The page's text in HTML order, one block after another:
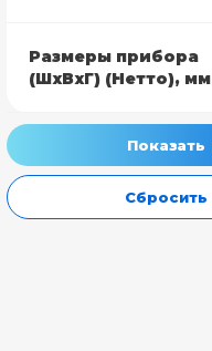
Размеры прибора
(ШхВхГ) (Нетто), мм
Сбросить